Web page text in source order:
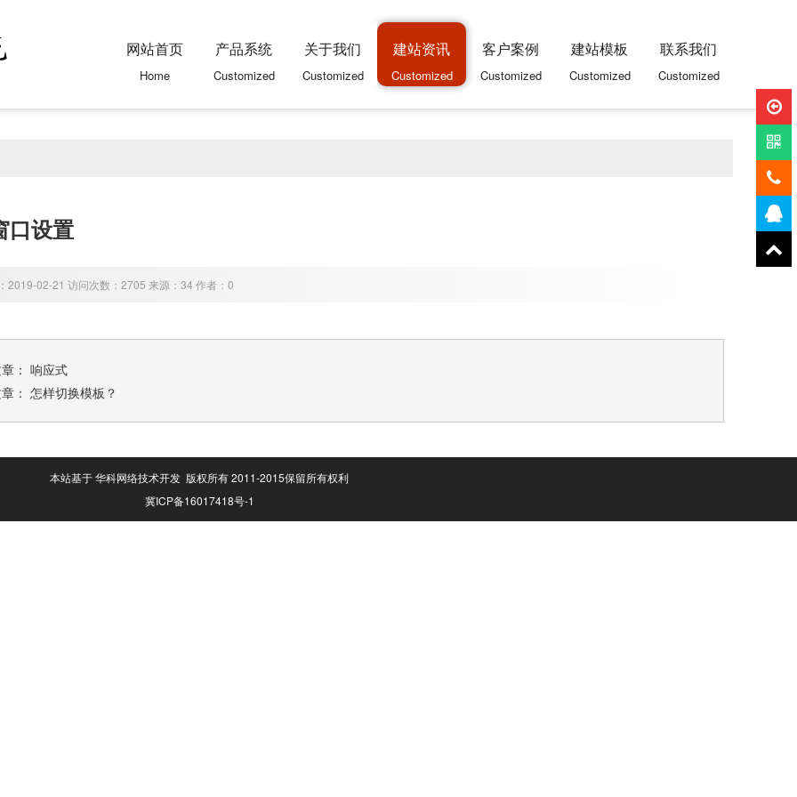
联系我们
Customized
建站模板
Customized
客户案例
Customized
建站资讯
Customized
关于我们
Customized
产品系统
Customized
网站首页
Home
口设置
2019-02-21 访问次数：2705 来源：34 作者：0
： 响应式
： 怎样切换模板？
本站基于 华科网络技术开发 版权所有 2011-2015保留所有权利
冀ICP备16017418号-1